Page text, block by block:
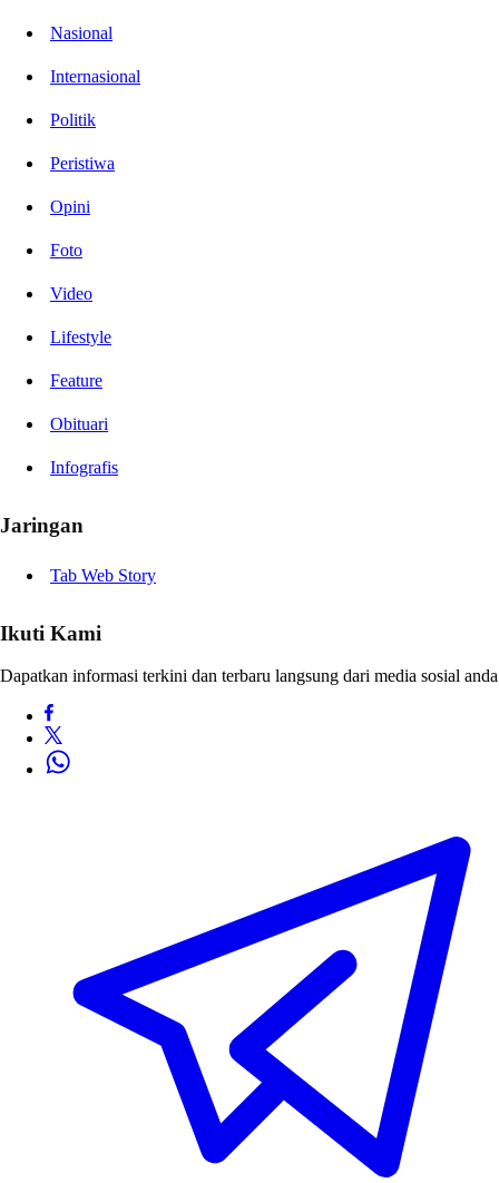
Nasional
Internasional
Politik
Peristiwa
Opini
Foto
Video
Lifestyle
Feature
Obituari
Infografis
Jaringan
Tab Web Story
Ikuti Kami
Dapatkan informasi terkini dan terbaru langsung dari media sosial anda